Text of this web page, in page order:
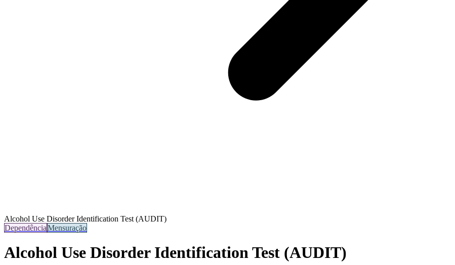
Alcohol Use Disorder Identification Test (AUDIT)
DependênciaMensuração
Alcohol Use Disorder Identification Test (AUDIT)